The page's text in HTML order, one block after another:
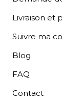
Livraison et
Suivre ma
Blog
FAQ
Contact